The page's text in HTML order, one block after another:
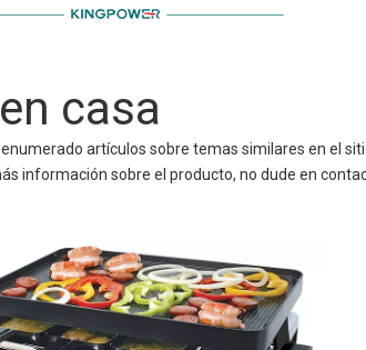
casa
artículos sobre temas similares en el
información sobre el producto, no dude en